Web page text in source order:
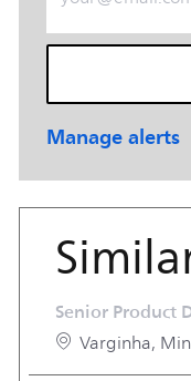
Manage alerts
Senior Product
Location
Varginha,